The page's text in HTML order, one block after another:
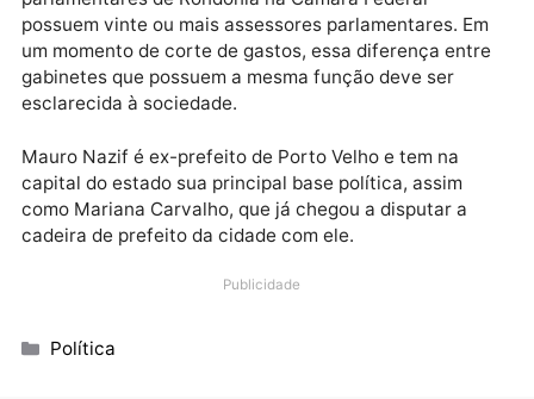
assessores, enquanto Nazif exercendo a mesma
função pública possui 25 pessoas em sua equipe de
assessores.
parlamentares de Rondônia na Câmara Federal
possuem vinte ou mais assessores parlamentares.
um momento de corte de gastos, essa diferença
gabinetes que possuem a mesma função deve ser
esclarecida à sociedade.
Mauro Nazif é ex-prefeito de Porto Velho e tem na